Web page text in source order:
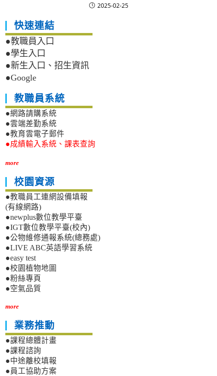
2025-02-25
快速連結
●教職員入口
●學生入口
●新生入口、招生資訊
●Google
教職員系統
●網路請購系統
●雲端差勤系統
●教育雲電子郵件
●成績輸入系統、課表查詢
more
校園資源
●教職員工連網設備填報
(有線網路)
●newplus數位教學平臺
●IGT數位教學平臺(校內)
●公物維修通報系統(總務處)
●LIVE ABC英語學習系統
●easy test
●校園植物地圖
●粉絲專頁
●空氣品質
more
業務推動
●課程總體計畫
●課程諮詢
●中途離校填報
●員工協助方案